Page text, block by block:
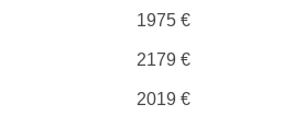
1975 €
2179 €
2019 €